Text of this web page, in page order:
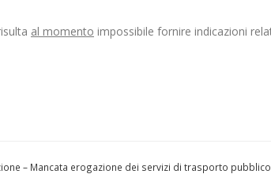
al momento impossibile fornire indicazioni
– Mancata erogazione dei servizi di trasporto